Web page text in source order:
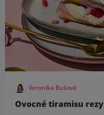
Veronika Bušová
Ovocné tiramisu rezy